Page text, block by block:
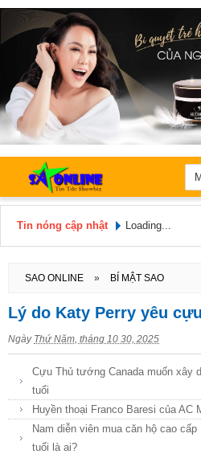
Tin nóng cập nhật Loading...
SAO ONLINE » BÍ MẬT SAO
Lý do Katy Perry yêu
Ngày Thứ Năm, tháng 10 30, 2025
Cựu Thủ tướng Canada muốn xây
tuổi
Huyền thoại Franco Baresi của AC
Nam diễn viên mua căn hộ cao
tuổi là ai?